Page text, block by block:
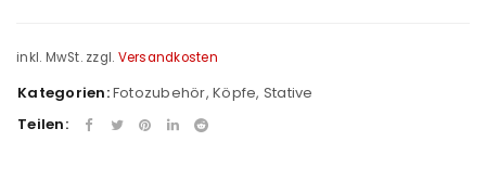
inkl. MwSt. zzgl. Versandkosten
Kategorien:Fotozubehör, Köpfe, Stative
Teilen: